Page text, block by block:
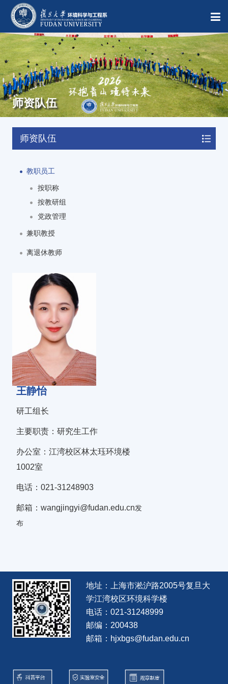
师资队伍
师资队伍
教职员工
按职称
按教研组
党政管理
兼职教授
离退休教师
王静怡
研工组长
主要职责：研究生工作
办公室：江湾校区林太珏环境楼
1002室
电话：021-31248903
邮箱：wangjingyi@fudan.edu.cn发
布
地址：上海市淞沪路2005号复旦大
学江湾校区环境科学楼
电话：021-31248999
邮编：200438
邮箱：hjxbgs@fudan.edu.cn